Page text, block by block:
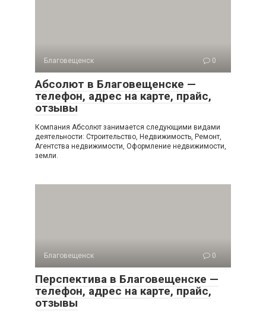
Благовещенск 0
Абсолют в Благовещенске —
телефон, адрес на карте, прайс,
отзывы
Компания Абсолют занимается следующими видами
деятельности: Строительство, Недвижимость, Ремонт,
Агентства недвижимости, Оформление недвижимости,
земли.
Благовещенск 0
Перспектива в Благовещенске —
телефон, адрес на карте, прайс,
отзывы